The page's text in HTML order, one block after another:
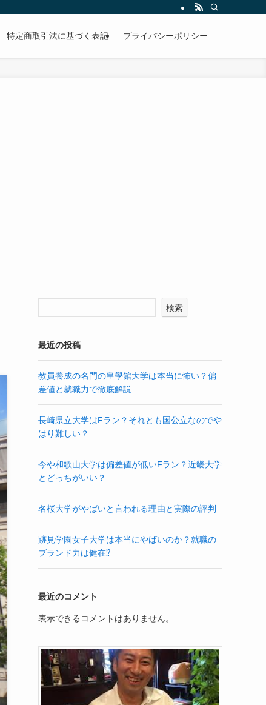
特定商取引法に基づく表記 プライバシーポリシー
検索
最近の投稿
教員養成の名門の皇學館大学は本当に怖い？偏
差値と就職力で徹底解説
長崎県立大学はFラン？それとも国公立なのでや
はり難しい？
今や和歌山大学は偏差値が低いFラン？近畿大学
とどっちがいい？
名桜大学がやばいと言われる理由と実際の評判
跡見学園女子大学は本当にやばいのか？就職の
ブランド力は健在⁉
最近のコメント
表示できるコメントはありません。